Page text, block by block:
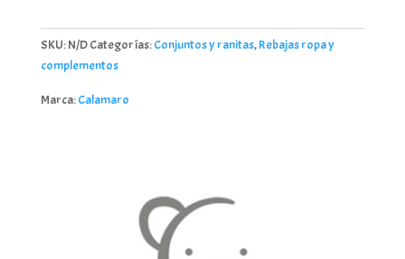
cantidad
SKU:N/DCategorías:Conjuntos y ranitas,Rebajas ropa y
complementos
Marca:Calamaro